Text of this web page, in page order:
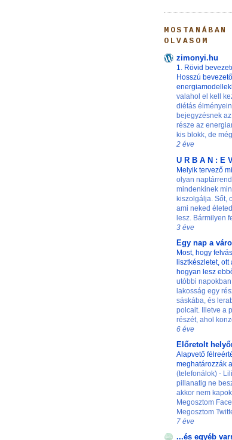
OLVASOM
zimonyi.hu
1. Rövid
Hosszú bevezető
valahol el kell
diétás
bejegyzésnek
része az
kis blokk, de
2 éve
U R B A N : E
Melyik tervező
olyan
mindenkinek
kiszolgálja. Sőt,
ami neked
lesz. Bármilyen
3 éve
Egy nap a
Most, hogy
lisztkészletet, ott
hogyan lesz
utóbbi
lakosság egy
sáskába, és
polcait. Illetve a
részét, ahol
6 éve
Előretolt
Alapvető
meghatározzák
(telefonálok) -
pillanatig ne
akkor nem
Megosztom
Megosztom
7 éve
...és egyéb